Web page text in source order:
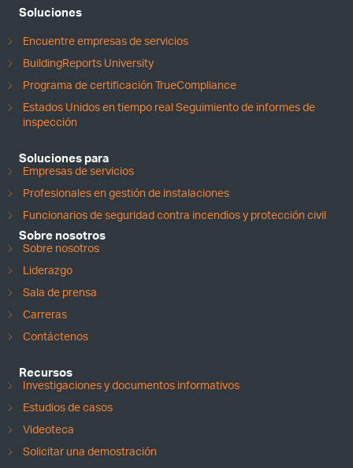
Soluciones
Encuentre empresas de servicios
BuildingReports University
Programa de certificación TrueCompliance
Estados Unidos en tiempo real Seguimiento de informes de
inspección
Soluciones para
Empresas de servicios
Profesionales en gestión de instalaciones
Funcionarios de seguridad contra incendios y protección civil
Sobre nosotros
Sobre nosotros
Liderazgo
Sala de prensa
Carreras
Contáctenos
Recursos
Investigaciones y documentos informativos
Estudios de casos
Videoteca
Solicitar una demostración